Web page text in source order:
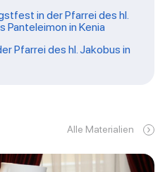
in der Pfarrei des hl.
Panteleimon in Kenia
Pfarrei des hl. Jakobus in
Alle Materialien